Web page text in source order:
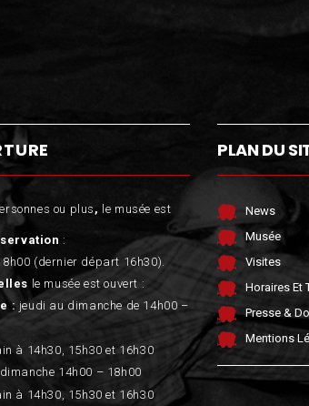
ou plus, le musée est
:
(dernier départ 16h30).
le musée est ouvert :
: jeudi au dimanche de 14h00 –
à 14h30, 15h30 et 16h30
14h00 – 18h00
à 14h30, 15h30 et 16h30
PLAN DU
News
Musée
Visites
Horaires Et
Presse &
Mentions